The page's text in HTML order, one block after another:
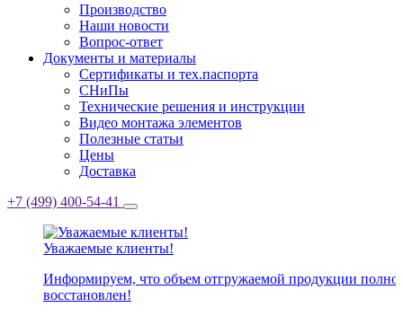
Производство
Наши новости
Вопрос-ответ
Документы и материалы
Сертификаты и тех.паспорта
СНиПы
Технические решения и инструкции
Видео монтажа элементов
Полезные статьи
Цены
Доставка
+7 (499) 400-54-41
Уважаемые клиенты!
Информируем, что объем отгружаемой продукции
восстановлен!